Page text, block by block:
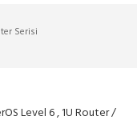
Serisi
Level 6 , 1U Router /